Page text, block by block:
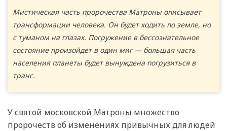
Мистическая часть пророчества Матроны описывает
трансформации человека. Он будет ходить по земле, но
с туманом на глазах. Погружение в бессознательное
состояние произойдет в один миг — большая часть
населения планеты будет вынуждена погрузиться в
транс.
У святой московской Матроны множество
пророчеств об изменениях привычных для людей